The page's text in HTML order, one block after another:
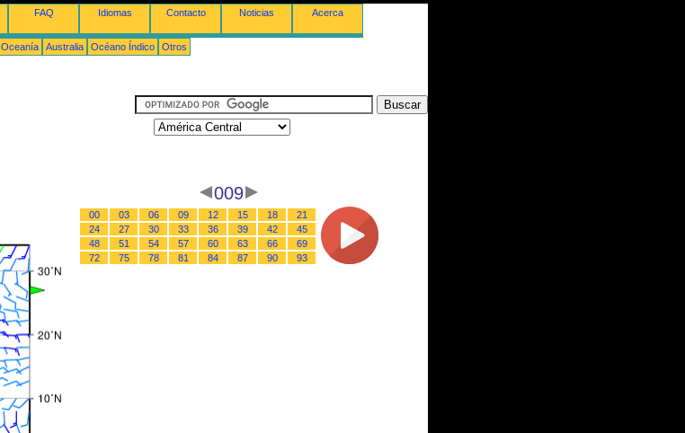
FAQ Idiomas Contacto Noticias Acerca
Oceanía Australia Océano Índico Otros
009
00 03 06 09 12 15 18
21
24
27 30 33 36 39 42
45
48
51 54 57 60 63 66
69
72
75 78 81 84 87 90 93